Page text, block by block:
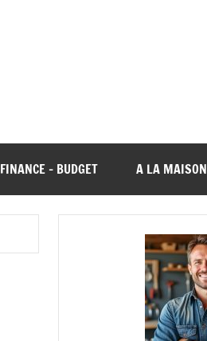
FINANCE – BUDGET A LA MAISON